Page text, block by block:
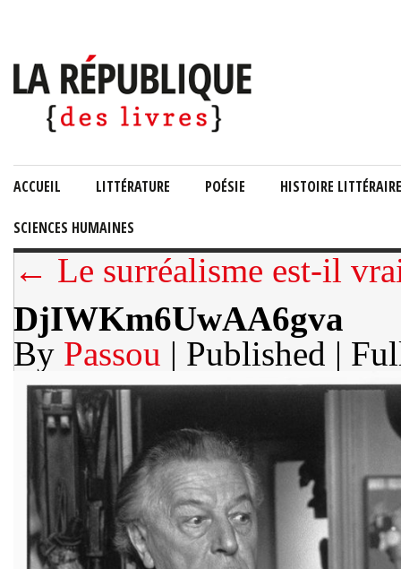
ACCUEIL LITTÉRATURE POÉSIE HISTOIRE LITTÉRAIRE
SCIENCES HUMAINES
← Le surréalisme est-il
DjIWKm6UwAA6gva
By Passou | Published |